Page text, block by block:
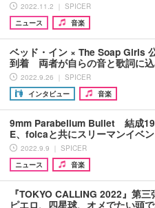
2022.11.2 ｜ SPICER
ニュース
音楽
ベッド・イン × The Soap Girls
到着 両者が自らの音と歌詞に
2022.9.26 ｜ SPICER
インタビュー
音楽
9mm Parabellum Bullet 結成19
E、folcaと共にスリーマンイベ
2022.9.9 ｜ SPICER
ニュース
音楽
『TOKYO CALLING 2022』第
ピエロ、四星球、オメでたい頭